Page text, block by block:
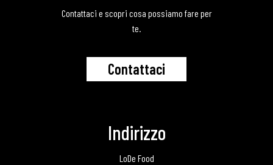
Contattaci e scopri cosa possiamo fare per
te.
Contattaci
Indirizzo
LoDe Food